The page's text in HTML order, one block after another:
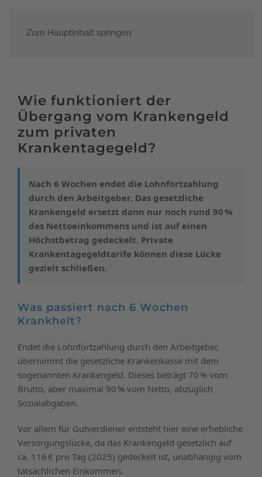
Zum Hauptinhalt springen
Wie funktioniert der
Übergang vom Krankengeld
zum privaten
Krankentagegeld?
Nach 6 Wochen endet die Lohnfortzahlung
durch den Arbeitgeber. Das gesetzliche
Krankengeld ersetzt dann nur noch rund 90 %
des Nettoeinkommens und ist auf einen
Höchstbetrag gedeckelt. Private
Krankentagegeldtarife können diese Lücke
gezielt schließen.
Was passiert nach 6 Wochen
Krankheit?
Endet die Lohnfortzahlung durch den Arbeitgeber,
übernimmt die gesetzliche Krankenkasse mit dem
sogenannten Krankengeld. Dieses beträgt 70 % vom
Brutto, aber maximal 90 % vom Netto, abzüglich
Sozialabgaben.
Vor allem für Gutverdiener entsteht hier eine erhebliche
Versorgungslücke, da das Krankengeld gesetzlich auf
ca. 116 € pro Tag (2025) gedeckelt ist, unabhängig vom
tatsächlichen Einkommen.